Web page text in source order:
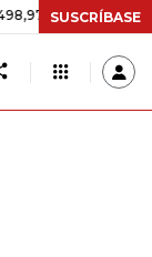
+$ 8.753,81 +2,19%
SUSCRÍBASE